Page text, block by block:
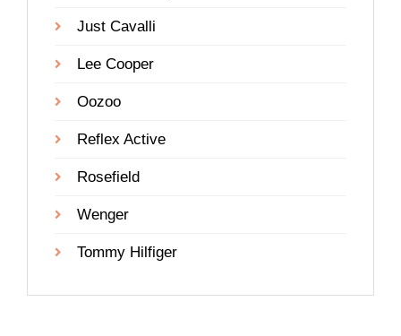
Just Cavalli
Lee Cooper
Oozoo
Reflex Active
Rosefield
Wenger
Tommy Hilfiger